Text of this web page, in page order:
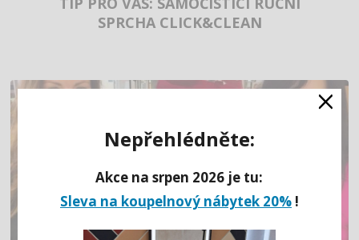
SPRCHA CLICK&CLEAN
Nepřehlédněte:
Akce na srpen 2026 je tu:
Sleva na koupelnový nábytek 20%!
×